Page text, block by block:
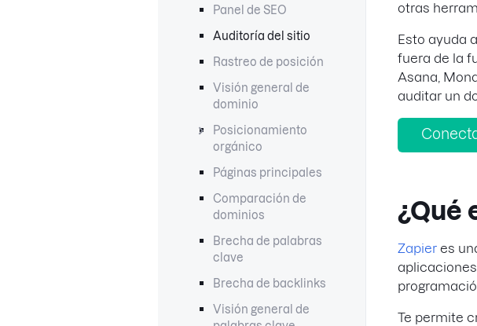
Panel de SEO
Auditoría del sitio
Rastreo de posición
Visión general de
dominio
Posicionamiento
orgánico
Páginas principales
Comparación de
dominios
Brecha de palabras
clave
Brecha de backlinks
Visión general de
otras
Esto ayuda
fuera de la
Asana,
auditar un
¿Qué
Zapier es
Te permite